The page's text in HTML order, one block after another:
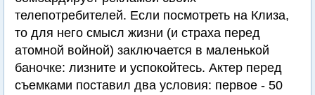
телепотребителей. Если посмотреть на Клиза,
то для него смысл жизни (и страха перед
атомной войной) заключается в маленькой
баночке: лизните и успокойтесь. Актер перед
съемками поставил два условия: первое - 50